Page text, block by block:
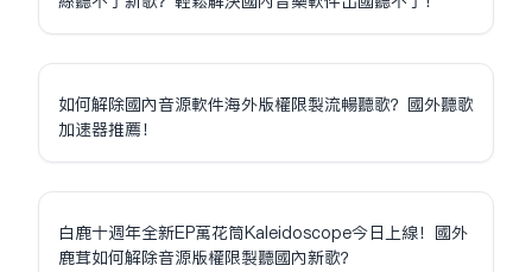
如何解除國內音源軟件海外版權限制流暢聽歌？國外聽歌
加速器推薦！
白鹿十週年全新EP萬花筒Kaleidoscope今日上線！國外
鹿茸如何解除音源版權限制聽國內新歌？